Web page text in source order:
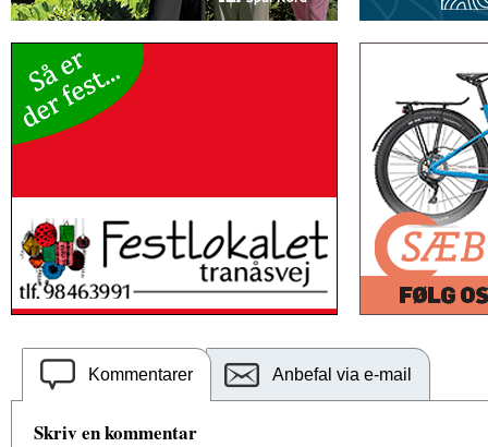
Kommentarer Anbefal via e-mail
Skriv en kommentar